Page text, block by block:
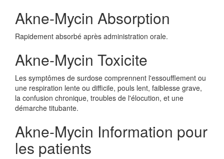
Akne-Mycin Absorption
Rapidement absorbé après administration orale.
Akne-Mycin Toxicite
Les symptômes de surdose comprennent l'essoufflement ou
une respiration lente ou difficile, pouls lent, faiblesse grave,
la confusion chronique, troubles de l'élocution, et une
démarche titubante.
Akne-Mycin Information pour
les patients